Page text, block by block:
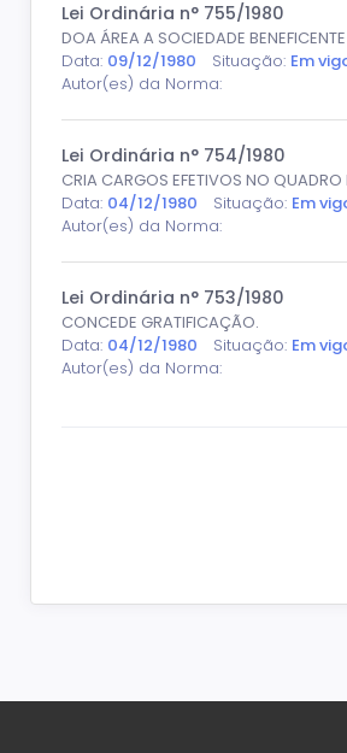
Lei Ordinária n° 755/1980
DOA ÁREA A SOCIEDADE
Data: 09/12/1980 Situação: Em
Autor(es) da Norma:
Lei Ordinária n° 754/1980
CRIA CARGOS EFETIVOS NO
Data: 04/12/1980 Situação: Em
Autor(es) da Norma:
Lei Ordinária n° 753/1980
CONCEDE GRATIFICAÇÃO.
Data: 04/12/1980 Situação: Em
Autor(es) da Norma: